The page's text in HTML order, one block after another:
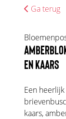
Ga terug
EN KAARS
Een
kaars,